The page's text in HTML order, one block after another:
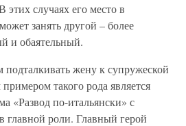
случаях его место в
занять другой – более
и обаятельный.
жену к супружеской
такого рода является
«Развод по-итальянски» с
главной роли. Главный герой